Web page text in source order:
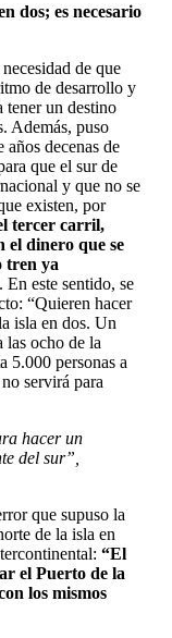
dos; es necesario
de que
de desarrollo y
tener un destino
Además, puso
años decenas de
que el sur de
y que no se
existen, por
tercer carril,
el dinero que se
tren ya
. En este sentido, se
“Quieren hacer
isla en dos. Un
las ocho de la
5.000 personas a
servirá para
hacer un
del sur”,
que supuso la
de la isla en
“El
el Puerto de la
los mismos